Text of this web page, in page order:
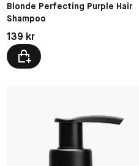
Blonde Perfecting Purple Hair
Shampoo
Pris: 139 kr
139 kr